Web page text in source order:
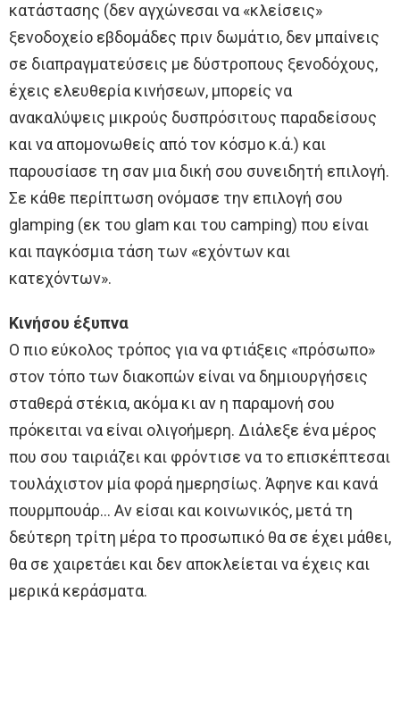
κατάστασης (δεν αγχώνεσαι να «κλείσεις»
ξενοδοχείο εβδομάδες πριν δωμάτιο, δεν μπαίνεις
σε διαπραγματεύσεις με δύστροπους ξενοδόχους,
έχεις ελευθερία κινήσεων, μπορείς να
ανακαλύψεις μικρούς δυσπρόσιτους παραδείσους
και να απομονωθείς από τον κόσμο κ.ά.) και
παρουσίασε τη σαν μια δική σου συνειδητή επιλογή.
Σε κάθε περίπτωση ονόμασε την επιλογή σου
glamping (εκ του glam και του camping) που είναι
και παγκόσμια τάση των «εχόντων και
κατεχόντων».
Κινήσου έξυπνα
Ο πιο εύκολος τρόπος για να φτιάξεις «πρόσωπο»
στον τόπο των διακοπών είναι να δημιουργήσεις
σταθερά στέκια, ακόμα κι αν η παραμονή σου
πρόκειται να είναι ολιγοήμερη. Διάλεξε ένα μέρος
που σου ταιριάζει και φρόντισε να το επισκέπτεσαι
τουλάχιστον μία φορά ημερησίως. Άφηνε και κανά
πουρμπουάρ… Αν είσαι και κοινωνικός, μετά τη
δεύτερη τρίτη μέρα το προσωπικό θα σε έχει μάθει,
θα σε χαιρετάει και δεν αποκλείεται να έχεις και
μερικά κεράσματα.